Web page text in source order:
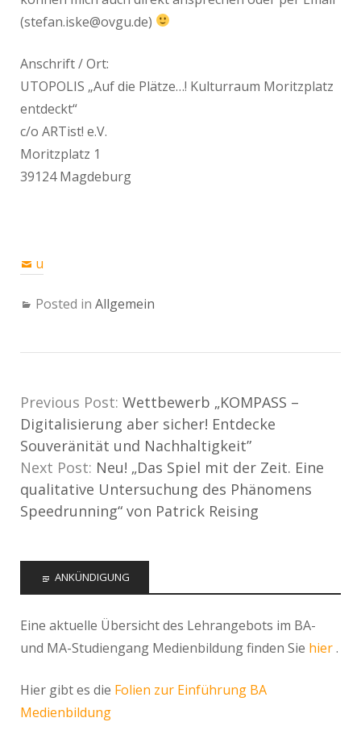
(stefan.iske@ovgu.de)
Anschrift / Ort:
UTOPOLIS „Auf die Plätze…! Kulturraum Moritzplatz
entdeckt“
c/o ARTist! e.V.
Moritzplatz 1
39124 Magdeburg
u
Posted in Allgemein
Previous Post: Wettbewerb „KOMPASS –
Digitalisierung aber sicher! Entdecke
Souveränität und Nachhaltigkeit”
Next Post: Neu! „Das Spiel mit der Zeit. Eine
qualitative Untersuchung des Phänomens
Speedrunning“ von Patrick Reising
ANKÜNDIGUNG
Eine aktuelle Übersicht des Lehrangebots im BA-
und MA-Studiengang Medienbildung finden Sie hier.
Hier gibt es die Folien zur Einführung BA
Medienbildung